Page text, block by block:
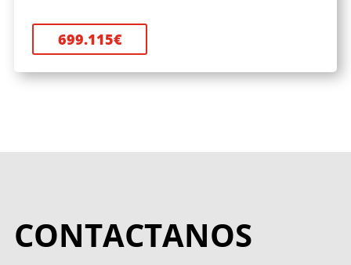
699.115€
CONTACTANOS